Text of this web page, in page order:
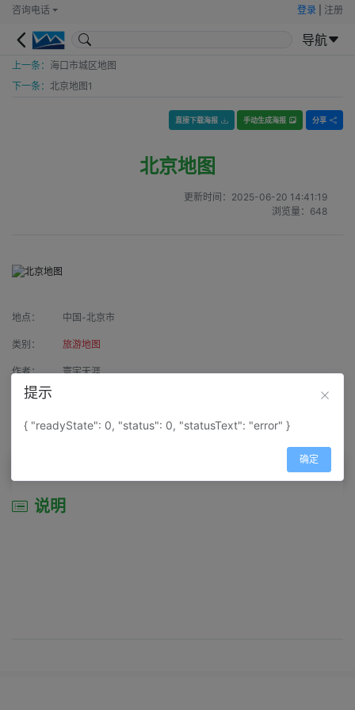
咨询电话 登录 注册
导航
上一条： 海口市城区地图
下一条： 北京地图1
直接下载海报 手动生成海报 分享
北京地图
更新时间： 2025-06-20 14:41:19
浏览量： 648
地点： 中国-北京市
类别： 旅游地图
作者： 寰宇天涯
来源：
属性： 地图属性： 地图类型-城市城区图
说明
提示
{ "readyState": 0, "status": 0, "statusText": "error" }
确定